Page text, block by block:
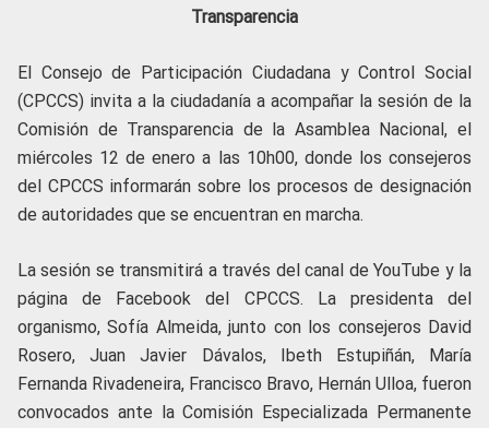
Transparencia
El Consejo de Participación Ciudadana y Control Social
(CPCCS) invita a la ciudadanía a acompañar la sesión de la
Comisión de Transparencia de la Asamblea Nacional, el
miércoles 12 de enero a las 10h00, donde los consejeros
del CPCCS informarán sobre los procesos de designación
de autoridades que se encuentran en marcha.
La sesión se transmitirá a través del canal de YouTube y la
página de Facebook del CPCCS. La presidenta del
organismo, Sofía Almeida, junto con los consejeros David
Rosero, Juan Javier Dávalos, Ibeth Estupiñán, María
Fernanda Rivadeneira, Francisco Bravo, Hernán Ulloa, fueron
convocados ante la Comisión Especializada Permanente